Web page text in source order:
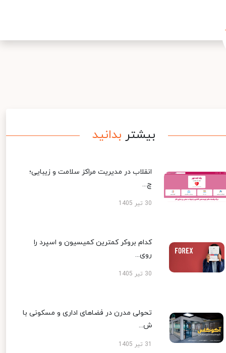
بیشتر بدانید
انقلاب در مدیریت مراکز سلامت و زیبایی؛
چ...
30 تیر 1405
کدام بروکر کمترین کمیسیون و اسپرد را
روی...
30 تیر 1405
تحولی مدرن در فضاهای اداری و مسکونی با
ش...